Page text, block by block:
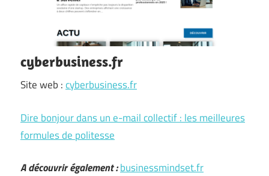
cyberbusiness.fr
Site web :cyberbusiness.fr
Dire bonjour dans un e-mail collectif : les meilleures
formules de politesse
A découvrir également :businessmindset.fr